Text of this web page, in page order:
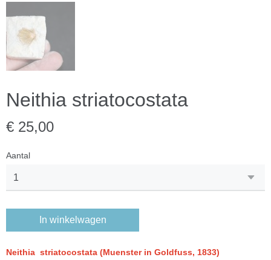
Neithia striatocostata
€ 25,00
Aantal
In winkelwagen
Neithia striatocostata (Muenster in Goldfuss, 1833)